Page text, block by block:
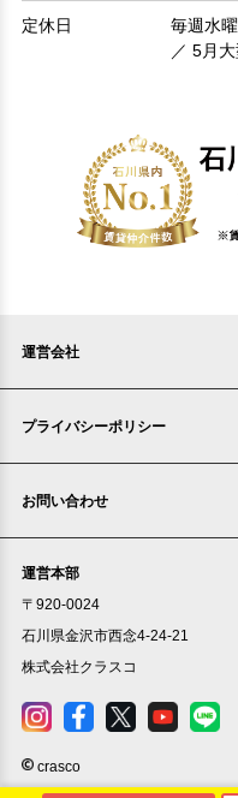
定休日
毎週水
／ 5月
運営会社
プライバシーポリシー
お問い合わせ
運営本部
〒920-0024
石川県金沢市西念4-24-21
株式会社クラスコ
crasco